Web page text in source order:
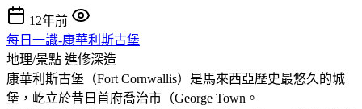
12年前
每日一識-康華利斯古堡
地理/景點 進修深造
康華利斯古堡（Fort Cornwallis）是馬來西亞歷史最悠久的城
堡，屹立於昔日首府喬治市（George Town。